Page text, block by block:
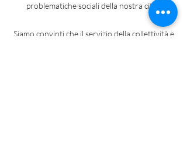
problematiche sociali della nostra città.
Siamo convinti che il servizio della collettività e